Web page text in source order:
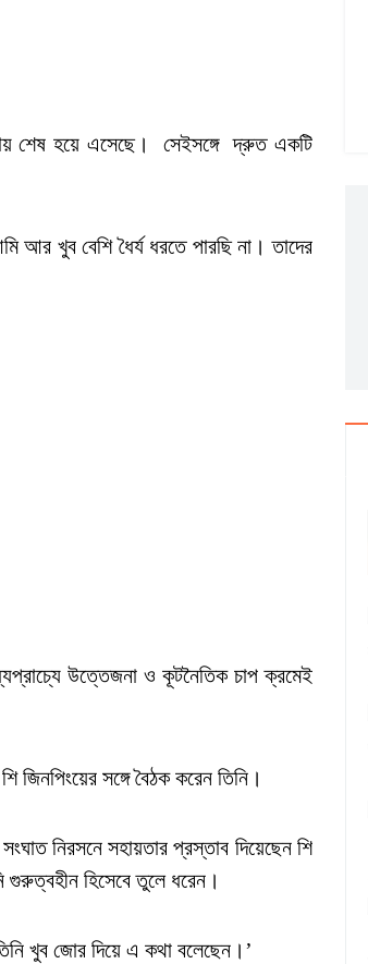
প্রায় শেষ হয়ে এসেছে। সেইসঙ্গে দ্রুত একটি
আর খুব বেশি ধৈর্য ধরতে পারছি না। তাদের
উত্তেজনা ও কূটনৈতিক চাপ ক্রমেই
জিনপিংয়ের সঙ্গে বৈঠক করেন তিনি।
নিরসনে সহায়তার প্রস্তাব দিয়েছেন শি
গুরুত্বহীন হিসেবে তুলে ধরেন।
খুব জোর দিয়ে এ কথা বলেছেন।’